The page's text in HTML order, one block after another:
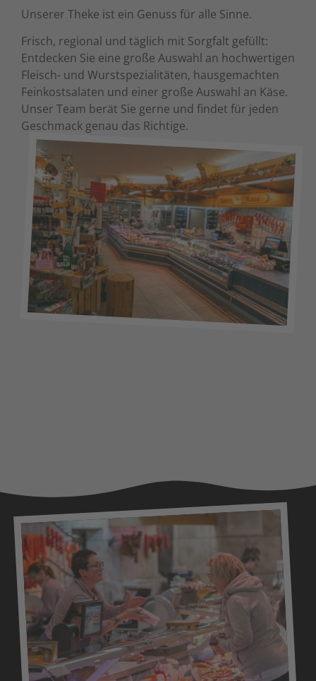
Unserer Theke ist ein Genuss für alle Sinne.
Frisch, regional und täglich mit Sorgfalt gefüllt:
Entdecken Sie eine große Auswahl an hochwertigen
Fleisch- und Wurstspezialitäten, hausgemachten
Feinkostsalaten und einer große Auswahl an Käse.
Unser Team berät Sie gerne und findet für jeden
Geschmack genau das Richtige.